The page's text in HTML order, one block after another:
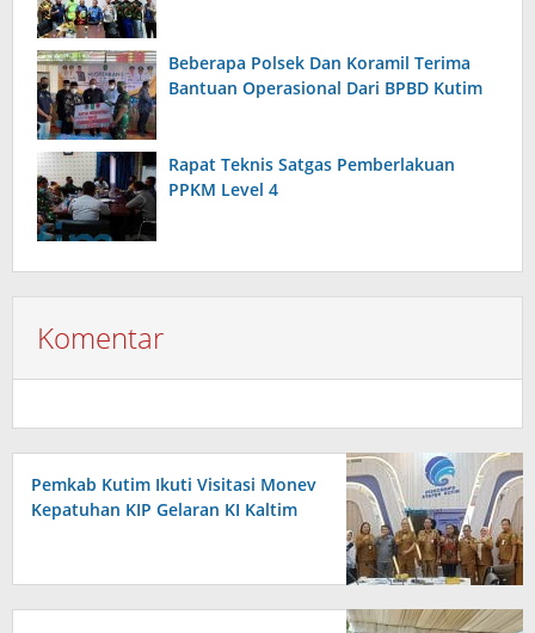
Beberapa Polsek Dan Koramil Terima
Bantuan Operasional Dari BPBD Kutim
Rapat Teknis Satgas Pemberlakuan
PPKM Level 4
Komentar
Pemkab Kutim Ikuti Visitasi Monev
Kepatuhan KIP Gelaran KI Kaltim